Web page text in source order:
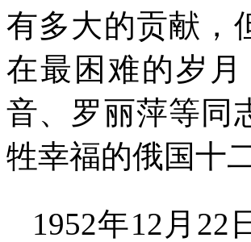
有多大的贡献，
在最困难的岁
音、罗丽萍等同
牲幸福的俄国十
1952年12 月 22